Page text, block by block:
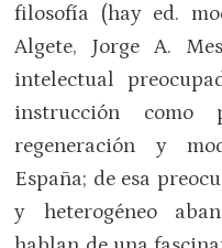
filosofía (hay ed.
Algete, Jorge A.
intelectual
instrucción como
regeneración y
España; de esa
y heterogéneo